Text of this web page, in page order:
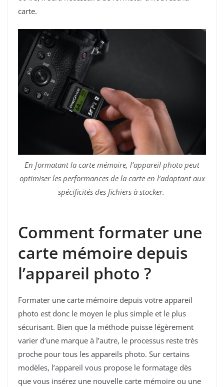
carte.
En formatant la carte mémoire, l’appareil photo peut
optimiser les performances de la carte en l’adaptant aux
spécificités des fichiers à stocker.
Comment formater une
carte mémoire depuis
l’appareil photo ?
Formater une carte mémoire depuis votre appareil
photo est donc le moyen le plus simple et le plus
sécurisant. Bien que la méthode puisse légèrement
varier d’une marque à l’autre, le processus reste très
proche pour tous les appareils photo. Sur certains
modèles, l’appareil vous propose le formatage dès
que vous insérez une nouvelle carte mémoire ou une